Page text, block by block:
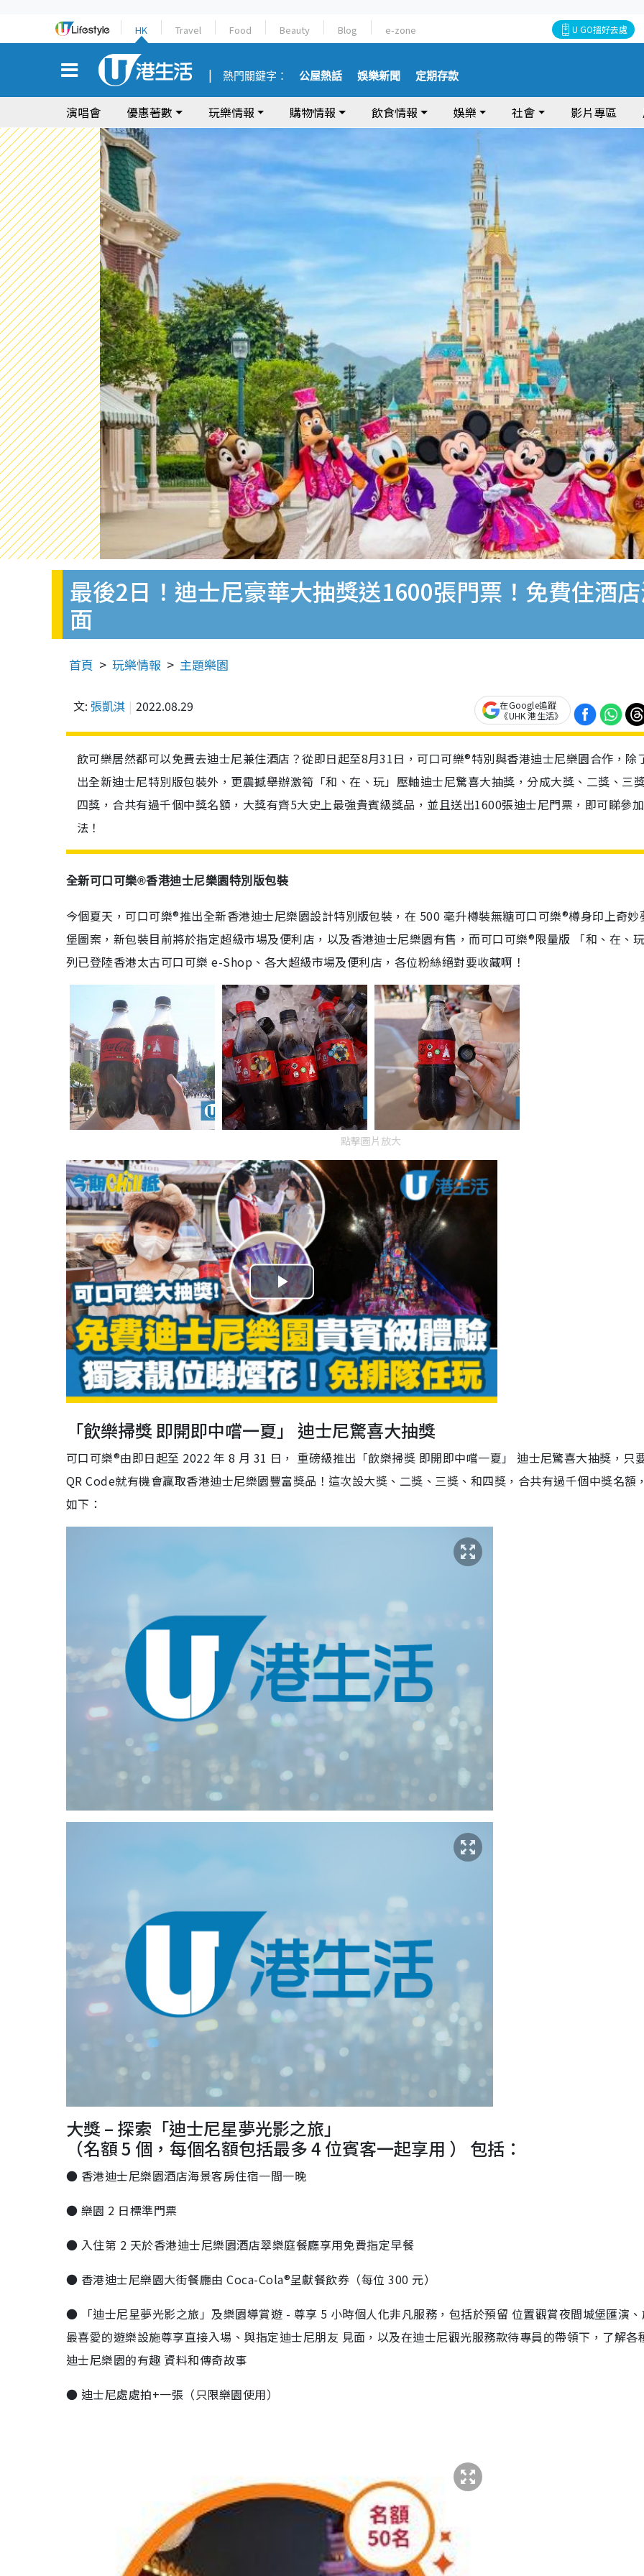
HK Travel Food Beauty Blog e-zone U GO搵好去處
熱門關鍵字： 公屋熱話 娛樂新聞 定期存款
演唱會 優惠著數 玩樂情報 購物情報 飲食情報 娛樂 社會 影片專區
最後2日！迪士尼豪華大抽獎送1600張門票！免費住酒
面
首頁 玩樂情報 主題樂園
文: 張凱淇 2022.08.29
在Google追蹤
《UHK 港生活》
飲可樂居然都可以免費去迪士尼兼住酒店？從即日起至8月31日，可口可樂®特別與香港迪士尼樂園合作，除
出全新迪士尼特別版包裝外，更震撼舉辦激筍「和、在、玩」壓軸迪士尼驚喜大抽獎，分成大獎、二獎、三獎
四獎，合共有過千個中獎名額，大獎有齊5大史上最強貴賓級獎品，並且送出1600張迪士尼門票，即可睇參
法！
全新可口可樂®香港迪士尼樂園特別版包裝
今個夏天，可口可樂®推出全新香港迪士尼樂園設計特別版包裝，在 500 毫升樽裝無糖可口可樂®樽身印上奇妙
堡圖案，新包裝目前將於指定超級市場及便利店，以及香港迪士尼樂園有售，而可口可樂®限量版 「和、在、
列已登陸香港太古可口可樂 e-Shop、各大超級市場及便利店，各位粉絲絕對要收藏啊！
點擊圖片放大
Play
Video
「飲樂掃獎 即開即中嚐一夏」 迪士尼驚喜大抽獎
可口可樂®由即日起至 2022 年 8 月 31 日， 重磅級推出「飲樂掃獎 即開即中嚐一夏」 迪士尼驚喜大抽獎，只
QR Code就有機會贏取香港迪士尼樂園豐富獎品！這次設大獎、二獎、三獎、和四獎，合共有過千個中獎名額
如下：
大獎 – 探索「迪士尼星夢光影之旅」
（名額 5 個，每個名額包括最多 4 位賓客一起享用 ） 包括：
● 香港迪士尼樂園酒店海景客房住宿一間一晚
● 樂園 2 日標準門票
● 入住第 2 天於香港迪士尼樂園酒店翠樂庭餐廳享用免費指定早餐
● 香港迪士尼樂園大街餐廳由 Coca-Cola®呈獻餐飲券（每位 300 元）
● 「迪士尼星夢光影之旅」及樂園導賞遊 - 尊享 5 小時個人化非凡服務，包括於預留 位置觀賞夜間城堡匯演
最喜愛的遊樂設施尊享直接入場、與指定迪士尼朋友 見面，以及在迪士尼觀光服務款待專員的帶領下，了解各
迪士尼樂園的有趣 資料和傳奇故事
● 迪士尼處處拍+一張（只限樂園使用）